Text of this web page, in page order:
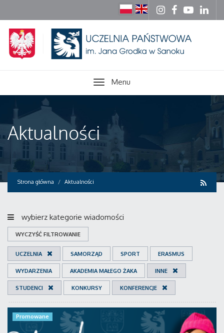
Menu
Aktualności
Strona główna Aktualności
wybierz kategorie wiadomości
WYCZYŚĆ FILTROWANIE
UCZELNIA SAMORZĄD SPORT ERASMUS
WYDARZENIA AKADEMIA MAŁEGO ŻAKA INNE
STUDENCI KONKURSY KONFERENCJE
Promowane